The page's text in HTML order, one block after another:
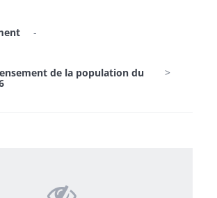
-
de la population du